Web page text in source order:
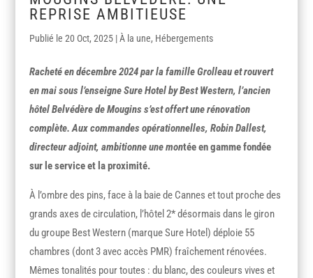
REPRISE AMBITIEUSE
20 Oct, 2025 |À la une, Hébergements
Racheté en décembre 2024 par la famille Grolleau et rouvert
en mai sous l’enseigne Sure Hotel by Best Western, l’ancien
hôtel Belvédère de Mougins s’est offert une rénovation
complète. Aux commandes opérationnelles, Robin Dallest,
directeur adjoint, ambitionne une montée en gamme fondée
sur le service et la proximité.
À l’ombre des pins, face à la baie de Cannes et tout proche des
grands axes de circulation, l’hôtel 2* désormais dans le giron
du groupe Best Western (marque Sure Hotel) déploie 55
chambres (dont 3 avec accès PMR) fraîchement rénovées.
Mêmes tonalités pour toutes : du blanc, des couleurs vives et